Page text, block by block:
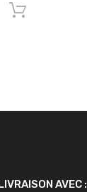
AVEC :